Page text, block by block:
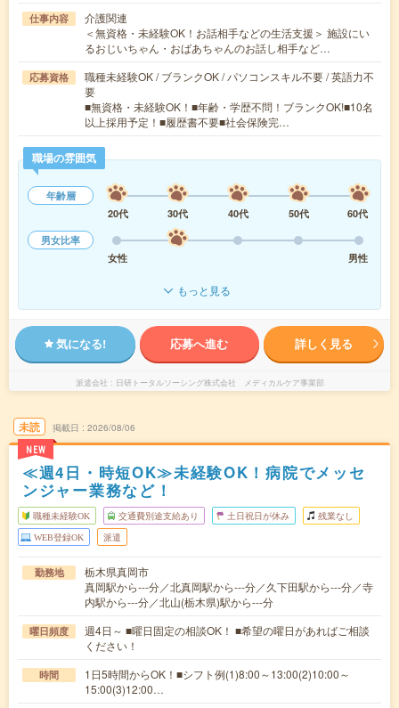
仕事内容
介護関連
＜無資格・未経験OK！お話相手などの生活支援＞ 施設にい
るおじいちゃん・おばあちゃんのお話し相手など…
応募資格
職種未経験OK / ブランクOK / パソコンスキル不要 / 英語力不
要
■無資格・未経験OK！■年齢・学歴不問！ブランクOK!■10名
以上採用予定！■履歴書不要■社会保険完…
職場の雰囲気
年齢層
20代
30代 40代 50代
60代
男女比率
女性
男性
もっと見る
気になる! 応募へ進む 詳しく見る
派遣会社 日研トータルソーシング株式会社 メディカルケア事業部
未読
NEW
掲載日 2026/08/06
≪週4日・時短OK≫未経験OK！病院でメッセ
ンジャー業務など！
職種未経験OK 交通費別途支給あり 土日祝日が休み 残業なし
WEB登録OK 派遣
勤務地
栃木県真岡市
真岡駅から---分／北真岡駅から---分／久下田駅から---分／寺
内駅から---分／北山(栃木県)駅から---分
曜日頻度
週4日～ ■曜日固定の相談OK！ ■希望の曜日があればご相談
ください！
時間
1日5時間からOK！■シフト例(1)8:00～13:00(2)10:00～
15:00(3)12:00…